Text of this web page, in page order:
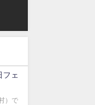
フェ
）で